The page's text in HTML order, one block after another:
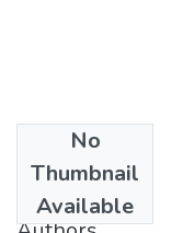
No
Thumbnail
Available
2002